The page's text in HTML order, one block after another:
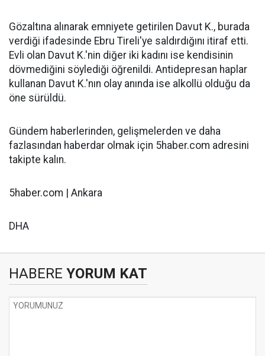
Gözaltına alınarak emniyete getirilen Davut K., burada
verdiği ifadesinde Ebru Tireli'ye saldırdığını itiraf etti.
Evli olan Davut K.'nin diğer iki kadını ise kendisinin
dövmediğini söylediği öğrenildi. Antidepresan haplar
kullanan Davut K.'nın olay anında ise alkollü olduğu da
öne sürüldü.
Gündem haberlerinden, gelişmelerden ve daha
fazlasından haberdar olmak için 5haber.com adresini
takipte kalın.
5haber.com | Ankara
DHA
HABERE YORUM KAT